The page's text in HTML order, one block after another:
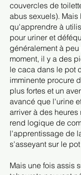
couvercles de
abus sexuels). Mais
qu'apprendre à
pour uriner et
généralement à
moment, il y a des
le caca dans le pot
imminente procure
plus fortes et un
avancé que l'urine
arriver à des
rend logique de
l'apprentissage de
s'asseyant sur le
Mais une fois assis